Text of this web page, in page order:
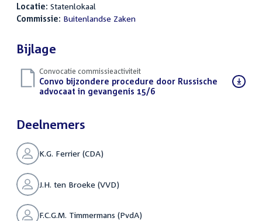
Locatie: Statenlokaal
Commissie: Buitenlandse Zaken
Bijlage
Convocatie commissieactiviteit
Download
bestand:
Convo bijzondere procedure door Russische
advocaat in gevangenis 15/6(PDF)
Deelnemers
K.G. Ferrier (CDA)
J.H. ten Broeke (VVD)
F.C.G.M. Timmermans (PvdA)